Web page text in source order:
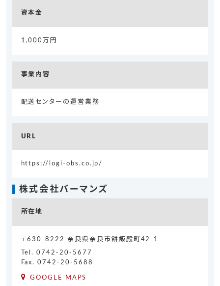
資本金
1,000万円
事業内容
配送センターの運営業務
URL
https://logi-obs.co.jp/
株式会社バーマンズ
所在地
〒630-8222 奈良県奈良市餅飯殿町42-1
Tel.0742-20-5677
Fax. 0742-20-5688
GOOGLE MAPS